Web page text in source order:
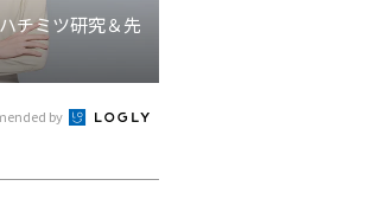
チミツ研究＆先
by